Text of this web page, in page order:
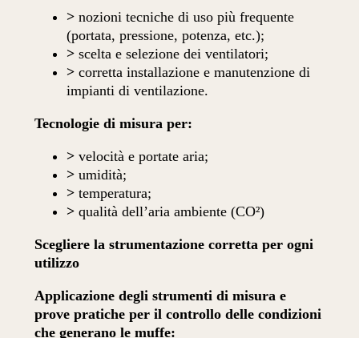
> nozioni tecniche di uso più frequente
(portata, pressione, potenza, etc.);
> scelta e selezione dei ventilatori;
> corretta installazione e manutenzione di
impianti di ventilazione.
Tecnologie di misura per:
> velocità e portate aria;
> umidità;
> temperatura;
> qualità dell’aria ambiente (CO²)
Scegliere la strumentazione corretta per ogni
utilizzo
Applicazione degli strumenti di misura e
prove pratiche per il controllo delle condizioni
che generano le muffe: